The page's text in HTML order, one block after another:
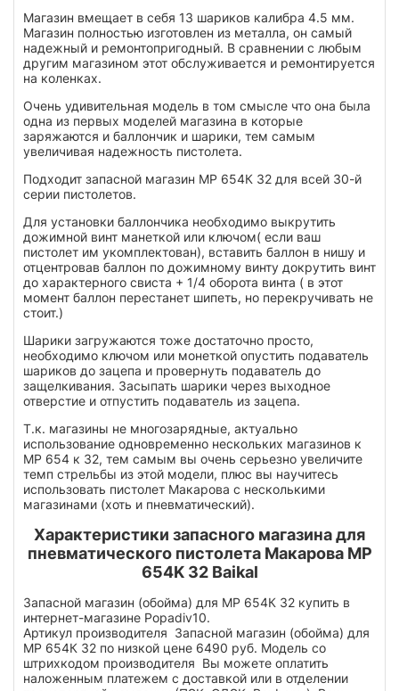
Магазин вмещает в себя 13 шариков калибра 4.5 мм.
Магазин полностью изготовлен из металла, он самый
надежный и ремонтопригодный. В сравнении с любым
другим магазином этот обслуживается и ремонтируется
на коленках.
Очень удивительная модель в том смысле что она была
одна из первых моделей магазина в которые
заряжаются и баллончик и шарики, тем самым
увеличивая надежность пистолета.
Подходит запасной магазин МР 654К 32 для всей 30-й
серии пистолетов.
Для установки баллончика необходимо выкрутить
дожимной винт манеткой или ключом( если ваш
пистолет им укомплектован), вставить баллон в нишу и
отцентровав баллон по дожимному винту докрутить винт
до характерного свиста + 1/4 оборота винта ( в этот
момент баллон перестанет шипеть, но перекручивать не
стоит.)
Шарики загружаются тоже достаточно просто,
необходимо ключом или монеткой опустить подаватель
шариков до зацепа и провернуть подаватель до
защелкивания. Засыпать шарики через выходное
отверстие и отпустить подаватель из зацепа.
Т.к. магазины не многозарядные, актуально
использование одновременно нескольких магазинов к
МР 654 к 32, тем самым вы очень серьезно увеличите
темп стрельбы из этой модели, плюс вы научитесь
использовать пистолет Макарова с несколькими
магазинами (хоть и пневматический).
Характеристики запасного магазина для
пневматического пистолета Макарова MP
654K 32 Baikal
Запасной магазин (обойма) для МР 654К 32 купить в
интернет-магазине Popadiv10.
Артикул производителя Запасной магазин (обойма) для
МР 654К 32 по низкой цене 6490 руб. Модель со
штрихкодом производителя Вы можете оплатить
наложенным платежем с доставкой или в отделении